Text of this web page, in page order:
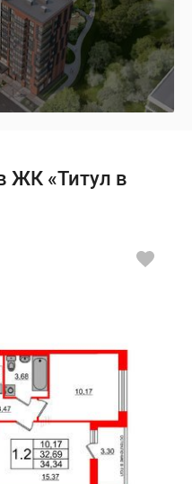
ЖК «Титул в